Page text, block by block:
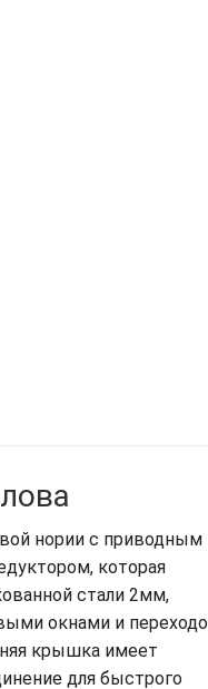
нории с приводным
которая
стали 2мм,
окнами и
крышка имеет
для быстрого